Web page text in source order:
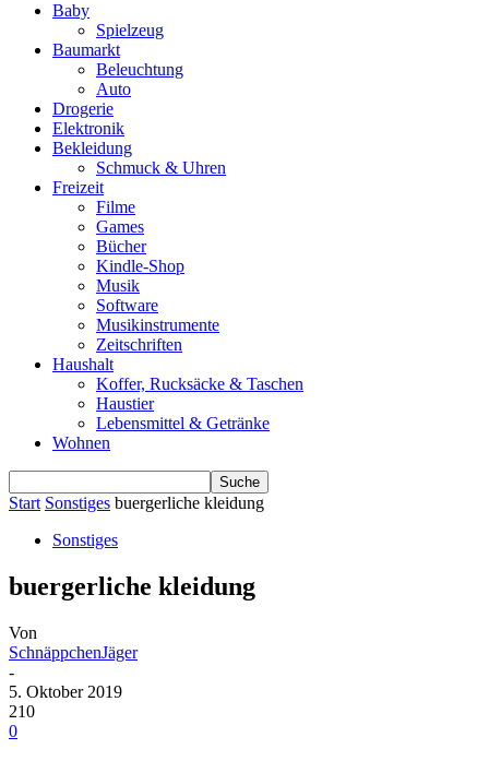
Baby
Spielzeug
Baumarkt
Beleuchtung
Auto
Drogerie
Elektronik
Bekleidung
Schmuck & Uhren
Freizeit
Filme
Games
Bücher
Kindle-Shop
Musik
Software
Musikinstrumente
Zeitschriften
Haushalt
Koffer, Rucksäcke & Taschen
Haustier
Lebensmittel & Getränke
Wohnen
Start Sonstiges buergerliche kleidung
Sonstiges
buergerliche kleidung
Von
SchnäppchenJäger
-
5. Oktober 2019
210
0